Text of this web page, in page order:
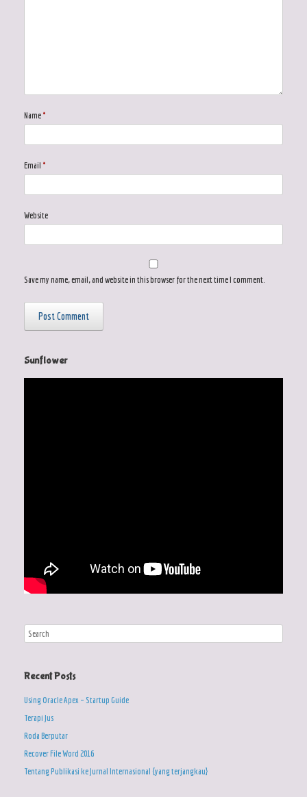
Name *
Email *
Website
Save my name, email, and website in this browser for the next time I comment.
Sunflower
Recent Posts
Using Oracle Apex – Startup Guide
Terapi Jus
Roda Berputar
Recover File Word 2016
Tentang Publikasi ke Jurnal Internasional {yang terjangkau}